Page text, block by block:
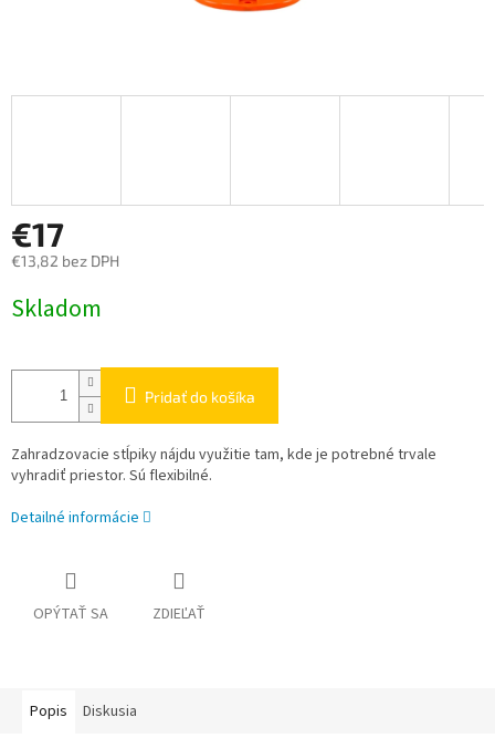
€17
€13,82 bez DPH
cena:
Skladom
Pridať do košíka
Zahradzovacie stĺpiky nájdu využitie tam, kde je potrebné trvale
vyhradiť priestor. Sú flexibilné.
Detailné informácie
OPÝTAŤ SA ZDIEĽAŤ
Popis Diskusia